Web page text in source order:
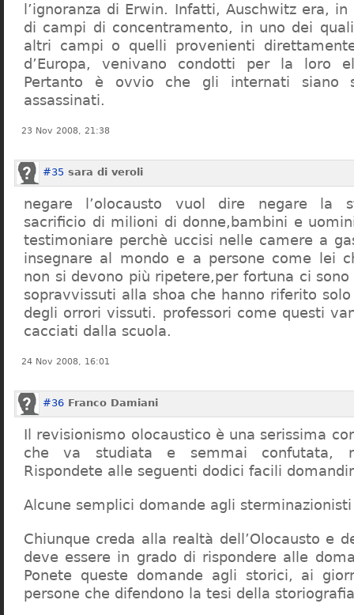
l’ignoranza di Erwin. Infatti, Auschwitz era,
di campi di concentramento, in uno dei
altri campi o quelli provenienti
d’Europa, venivano condotti per la loro
Pertanto è ovvio che gli internati siano
assassinati.
23 Nov 2008, 21:38
#35 sara di veroli
negare l’olocausto vuol dire negare la
sacrificio di milioni di donne,bambini e
testimoniare perchè uccisi nelle camere a
insegnare al mondo e a persone come lei
non si devono più ripetere,per fortuna ci
sopravvissuti alla shoa che hanno riferito
degli orrori vissuti. professori come questi
cacciati dalla scuola.
24 Nov 2008, 16:01
#36 Franco Damiani
Il revisionismo olocaustico è una serissima
che va studiata e semmai confutata,
Rispondete alle seguenti dodici facili
Alcune semplici domande agli sterminazionisti
Chiunque creda alla realtà dell’Olocausto e
deve essere in grado di rispondere alle
Ponete queste domande agli storici, ai
persone che difendono la tesi della